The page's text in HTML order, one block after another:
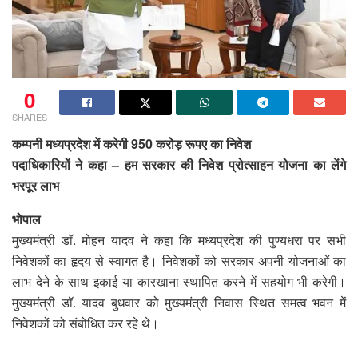
0
SHARES
कम्पनी मध्यप्रदेश में करेगी 950 करोड़ रूपए का निवेश
पदाधिकारियों ने कहा – हम सरकार की निवेश प्रोत्साहन योजना का लेंगे
भरपूर लाभ
भोपाल
मुख्यमंत्री डॉ. मोहन यादव ने कहा कि मध्यप्रदेश की पुण्यधरा पर सभी
निवेशकों का हृदय से स्वागत है। निवेशकों को सरकार अपनी योजनाओं का
लाभ देने के साथ इकाई या कारखाना स्थापित करने में सहयोग भी करेगी।
मुख्यमंत्री डॉ. यादव बुधवार को मुख्यमंत्री निवास स्थित समत्व भवन में
निवेशकों को संबोधित कर रहे थे।